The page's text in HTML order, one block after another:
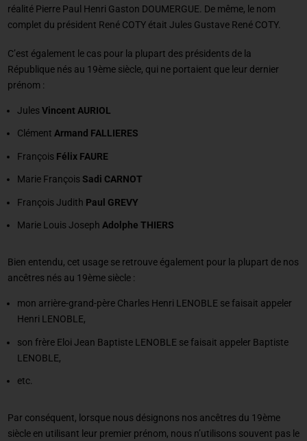
réalité Pierre Paul Henri Gaston DOUMERGUE. De même, le nom
complet du président René COTY était Jules Gustave René COTY.
C’est également le cas pour la plupart des présidents de la
République nés au 19ème siècle, qui ne portaient que leur dernier
prénom :
JulesVincent AURIOL
Clément Armand FALLIERES
François Félix FAURE
Marie François Sadi CARNOT
François Judith Paul GREVY
Marie Louis Joseph Adolphe THIERS
Bien entendu, cet usage se retrouve également pour la plupart de nos
ancêtres nés au 19ème siècle :
mon arrière-grand-père Charles Henri LENOBLE se faisait appeler
Henri LENOBLE,
son frère Eloi Jean Baptiste LENOBLE se faisait appeler Baptiste
LENOBLE,
etc.
Par conséquent, lorsque nous désignons nos ancêtres du 19ème
siècle en utilisant leur premier prénom, nous n’utilisons souvent pas le